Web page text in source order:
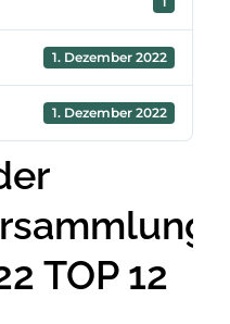
1. Dezember 2022
1. Dezember 2022
TOP 12